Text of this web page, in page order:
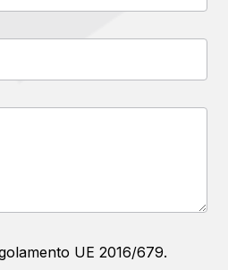
UE 2016/679.